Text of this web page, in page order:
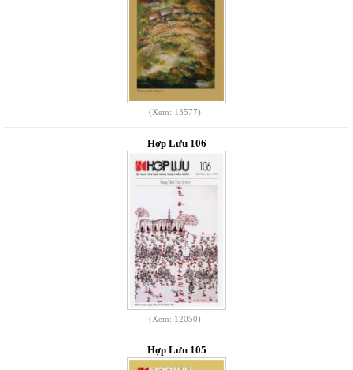
(Xem: 13577)
Hợp Lưu 106
(Xem: 12050)
Hợp Lưu 105